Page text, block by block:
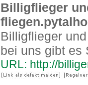
Billigflieger
Billigflieger
bei uns gibt es
URL: http://